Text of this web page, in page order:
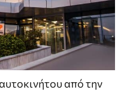
από την